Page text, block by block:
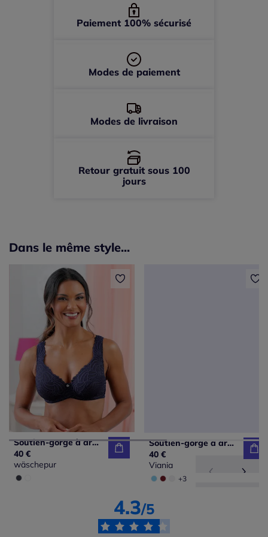
Paiement 100% sécurisé
Modes de paiement
Modes de livraison
Retour gratuit sous 100
jours
Dans le même style...
Soutien-gorge à armatures bon. b, c, d, e
40 €
wäschepur
Soutien-gorge à armatures
40 €
Viania
+3
4.3/5